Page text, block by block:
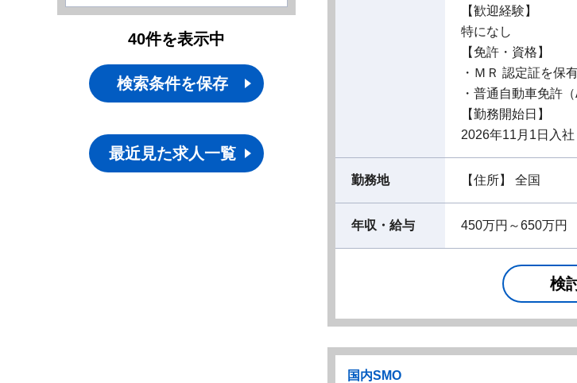
【歓迎経験】
特になし
【免許・資格】
・ＭＲ 認定証を保
・普通自動車免許（
【勤務開始日】
2026年11月1日入社
勤務地 【住所】 全国
年収・給与 450万円～650万円
検
国内SMO
40件を表示中
検索条件を保存
最近見た求人一覧